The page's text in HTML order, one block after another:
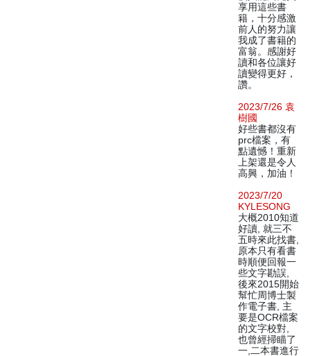
享用這些書
籍，十分感激
前人的努力讓
我成了書籍的
富翁。感謝好
讀和各位讓好
讀變得更好，
讚。
2023/7/26 袁
樹國
好些書都沒有
prc檔案，有
點遺憾！重新
上架還是令人
高興，加油！
2023/7/20
KYLESONG
大概2010知道
好讀, 就三不
五時來此找書,
原本只有看書
時順便回報一
些文字勘誤,
後來2015開始
幫忙周博士製
作電子書, 主
要是OCR檔案
的文字校對,
也曾經掃瞄了
一,二本書進行